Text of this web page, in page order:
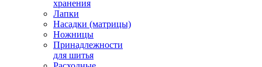
хранения
Лапки
Насадки (матрицы)
Ножницы
Принадлежности
для шитья